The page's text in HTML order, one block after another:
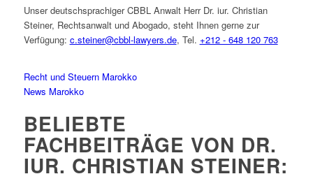
Unser deutschsprachiger CBBL Anwalt Herr Dr. iur. Christian
Steiner, Rechtsanwalt und Abogado, steht Ihnen gerne zur
Verfügung: c.steiner@cbbl-lawyers.de, Tel. +212 - 648 120 763
Recht und Steuern Marokko
News Marokko
BELIEBTE
FACHBEITRÄGE VON DR.
IUR. CHRISTIAN STEINER: